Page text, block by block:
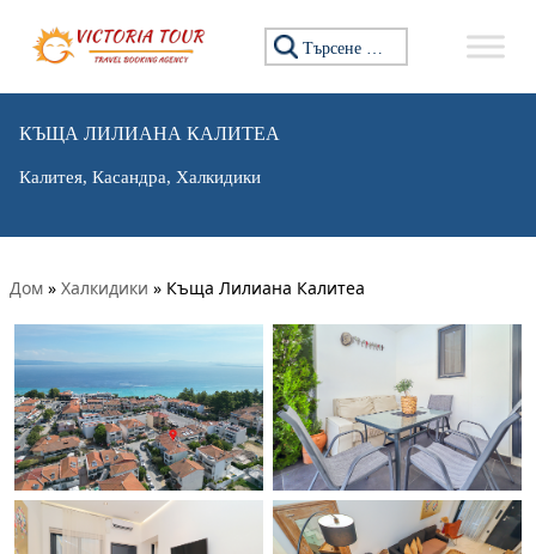
Търсене за:
КЪЩА ЛИЛИАНА КАЛИТЕА
Калитея, Касандра, Халкидики
Дом » Халкидики » Къща Лилиана Калитеа